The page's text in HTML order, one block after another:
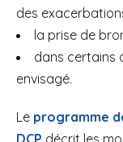
des
la prise de
dans certains
envisagé.
Le programme
DCP décrit les